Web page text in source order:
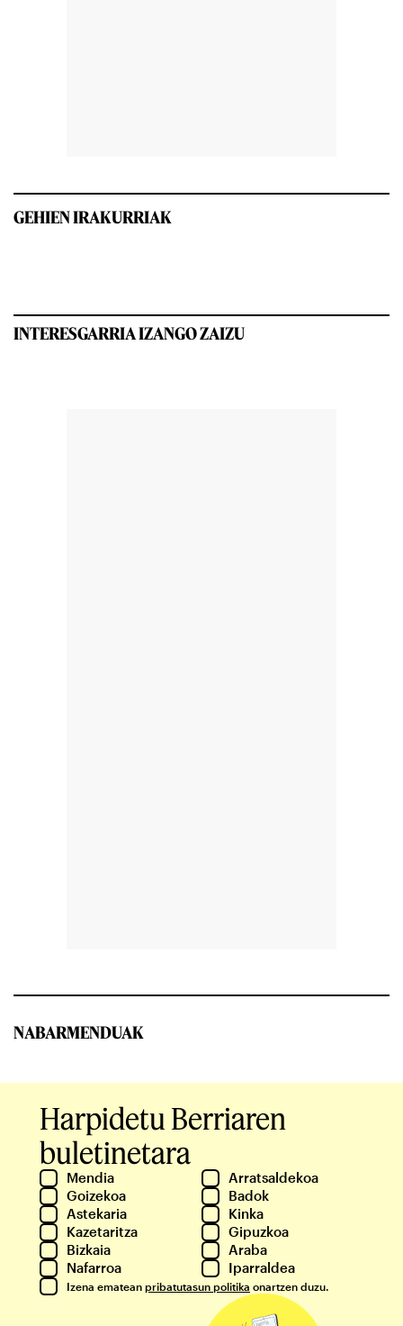
GEHIEN IRAKURRIAK
INTERESGARRIA IZANGO ZAIZU
NABARMENDUAK
Harpidetu Berriaren
buletinetara
Mendia
Arratsaldekoa
Goizekoa
Badok
Astekaria
Kinka
Kazetaritza
Gipuzkoa
Bizkaia
Araba
Nafarroa
Iparraldea
Izena ematean pribatutasun politika onartzen duzu.